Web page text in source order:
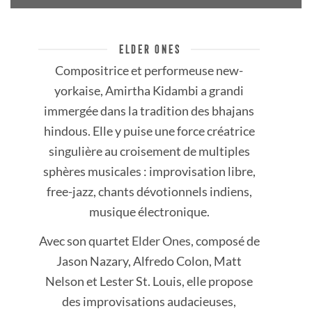
ELDER ONES
Compositrice et performeuse new-
yorkaise, Amirtha Kidambi a grandi
immergée dans la tradition des bhajans
hindous. Elle y puise une force créatrice
singulière au croisement de multiples
sphères musicales : improvisation libre,
free-jazz, chants dévotionnels indiens,
musique électronique.
Avec son quartet Elder Ones, composé de
Jason Nazary, Alfredo Colon, Matt
Nelson et Lester St. Louis, elle propose
des improvisations audacieuses,